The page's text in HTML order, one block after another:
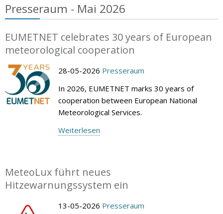
Presseraum - Mai 2026
EUMETNET celebrates 30 years of European
meteorological cooperation
28-05-2026 Presseraum
In 2026, EUMETNET marks 30 years of
cooperation between European National
Meteorological Services.
Weiterlesen
MeteoLux führt neues
Hitzewarnungssystem ein
13-05-2026 Presseraum